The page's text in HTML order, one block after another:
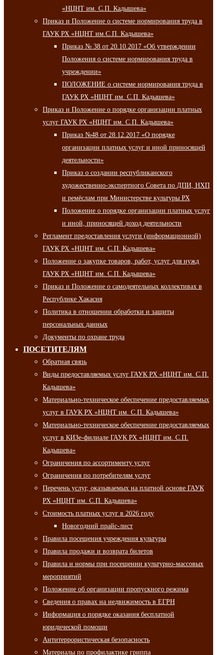
«НЦНТ им. С.П. Кадышева»
Приказ и Положение о системе нормирования труда в
ГАУК РХ «НЦНТ им.С.П. Кадышева»
Приказ № 38 от 20.10.2017 «Об утверждении
Положения о системе нормирования труда в
учреждении»
ПОЛОЖЕНИЕ о системе нормирования труда в
ГАУК РХ «НЦНТ им. С.П. Кадышева»
Приказ и Положение о порядке организации платных
услуг ГАУК РХ «НЦНТ им. С.П. Кадышева»
Приказ №48 от 28.12.2017 «О порядке
организации платных услуг и иной приносящей
деятельности»
Приказ о создании республиканского
художественно-экспертного Совета по ДПИ, НХП
и ремёслам при Министерстве культуры РХ
Положение о порядке организации платных услуг
и иной, приносящей доход деятельности
Регламент предоставления услуги (информационной)
ГАУК РХ «НЦНТ им. С.П. Кадышева»
Положение о закупке товаров, работ, услуг для нужд
ГАУК РХ «НЦНТ им. С.П. Кадышева»
Приказ и Положение о самодеятельных коллективах в
Республике Хакасия
Политика в отношении обработки и защиты
персональных данных
Документы по охране труда
ПОСЕТИТЕЛЯМ
Обратная связь
Виды предоставляемых услуг ГАУК РХ «НЦНТ им. С.П.
Кадышева»
Материально-техническое обеспечение предоставляемых
услуг в ГАУК РХ «НЦНТ им. С.П. Кадышева»
Материально-техническое обеспечение предоставляемых
услуг в КИЗе-филиале ГАУК РХ «НЦНТ им. С.П.
Кадышева»
Ограничения по ассортименту услуг
Ограничения по потребителям услуг
Перечень услуг, оказываемых на платной основе ГАУК
РХ «НЦНТ им. С.П. Кадышева»
Стоимость платных услуг в 2026 году
Новогодний прайс-лист
Правила посещения учреждения культуры
Правила продажи и возврата билетов
Правила и нормы при посещении культурно-массовых
мероприятий
Положение об организации пропускного режима
Сведения о правах на недвижимость в ЕГРН
Информация о порядке оказания бесплатной
юридической помощи
Антитеррористическая безопасность
Материалы по профилактике гриппа